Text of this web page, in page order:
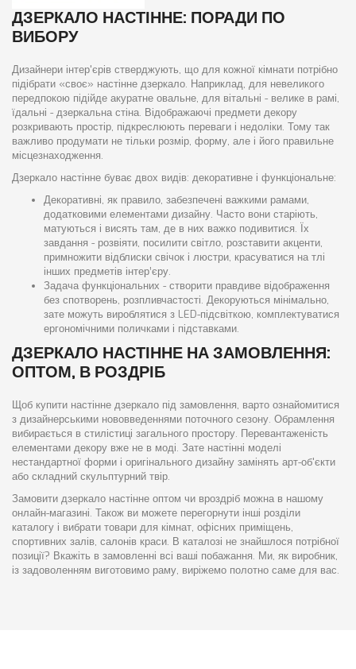
ДЗЕРКАЛО НАСТІННЕ: ПОРАДИ ПО
ВИБОРУ
Дизайнери інтер'єрів стверджують, що для кожної кімнати потрібно
підібрати «своє» настінне дзеркало. Наприклад, для невеликого
передпокою підійде акуратне овальне, для вітальні - велике в рамі,
їдальні - дзеркальна стіна. Відображаючі предмети декору
розкривають простір, підкреслюють переваги і недоліки. Тому так
важливо продумати не тільки розмір, форму, але і його правильне
місцезнаходження.
Дзеркало настінне буває двох видів: декоративне і функціональне:
Декоративні, як правило, забезпечені важкими рамами,
додатковими елементами дизайну. Часто вони старіють,
матуються і висять там, де в них важко подивитися. Їх
завдання - розвіяти, посилити світло, розставити акценти,
примножити відблиски свічок і люстри, красуватися на тлі
інших предметів інтер’єру.
Задача функціональних - створити правдиве відображення
без спотворень, розпливчастості. Декоруються мінімально,
зате можуть вироблятися з LED-підсвіткою, комплектуватися
ергономічними поличками і підставками.
ДЗЕРКАЛО НАСТІННЕ НА ЗАМОВЛЕННЯ:
ОПТОМ, В РОЗДРІБ
Щоб купити настінне дзеркало під замовлення, варто ознайомитися
з дизайнерськими нововведеннями поточного сезону. Обрамлення
вибирається в стилістиці загального простору. Перевантаженість
елементами декору вже не в моді. Зате настінні моделі
нестандартної форми і оригінального дизайну замінять арт-об'єкти
або складний скульптурний твір.
Замовити дзеркало настінне оптом чи вроздріб можна в нашому
онлайн-магазині. Також ви можете перегорнути інші розділи
каталогу і вибрати товари для кімнат, офісних приміщень,
спортивних залів, салонів краси. В каталозі не знайшлося потрібної
позиції? Вкажіть в замовленні всі ваші побажання. Ми, як виробник,
із задоволенням виготовимо раму, виріжемо полотно саме для вас.